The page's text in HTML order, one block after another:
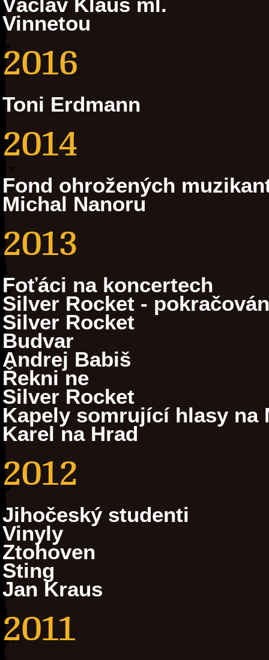
Vinnetou
2016
Toni Erdmann
2014
Fond ohrožených
Michal Nanoru
2013
Foťáci na koncertech
Silver Rocket -
Silver Rocket
Budvar
Andrej Babiš
Řekni ne
Silver Rocket
Kapely somrující hlasy na
Karel na Hrad
2012
Jihočeský studenti
Vinyly
Ztohoven
Sting
Jan Kraus
2011